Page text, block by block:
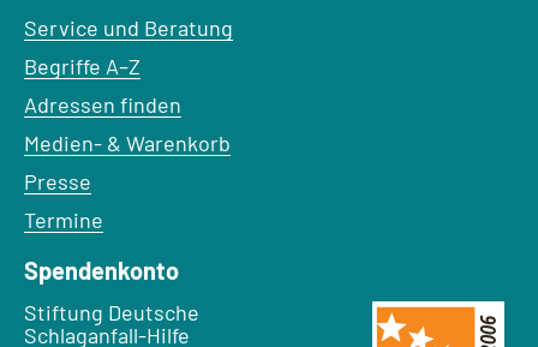
Service und Beratung
Begriffe A–Z
Adressen finden
Medien- & Warenkorb
Presse
Termine
Spendenkonto
Empfänger:
Stiftung Deutsche
Schlaganfall-Hilfe